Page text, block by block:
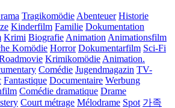
Tragikomödie Abenteuer Historie
Kinderfilm Familie Dokumentation
Krimi Biografie Animation Animationsfilm
Komödie Horror Dokumentarfilm Sci-Fi
Krimikomödie Animation.
Comédie Jugendmagazin TV-
Fantastique Documentaire Werbung
Comédie dramatique Drame
Court métrage Mélodrame Spot 가족